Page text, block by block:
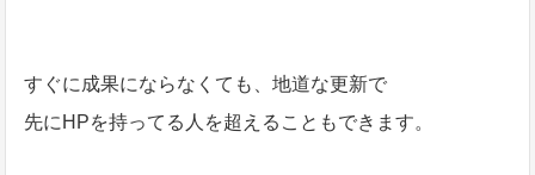
すぐに成果にならなくても、地道な更新で
先にHPを持ってる人を超えることもできます。